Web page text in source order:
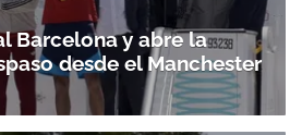
Barcelona y abre la
desde el Manchester